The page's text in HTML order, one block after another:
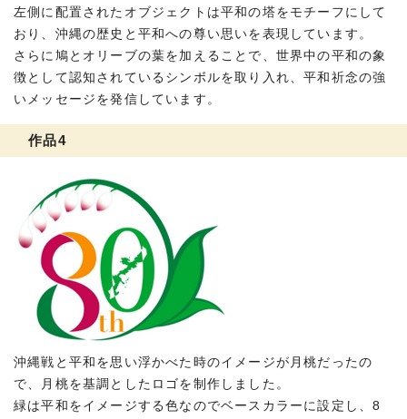
左側に配置されたオブジェクトは平和の塔をモチーフにして
おり、沖縄の歴史と平和への尊い思いを表現しています。
さらに鳩とオリーブの葉を加えることで、世界中の平和の象
徴として認知されているシンボルを取り入れ、平和祈念の強
いメッセージを発信しています。
作品4
沖縄戦と平和を思い浮かべた時のイメージが月桃だったの
で、月桃を基調としたロゴを制作しました。
緑は平和をイメージする色なのでベースカラーに設定し、8